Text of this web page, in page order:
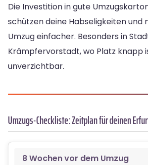
Die Investition in gute
schützen deine Habseligkeiten und
Umzug einfacher. Besonders in
Krämpfervorstadt, wo Platz knapp
unverzichtbar.
Umzugs-Checkliste: Zeitplan für deinen
8 Wochen vor dem Umzug